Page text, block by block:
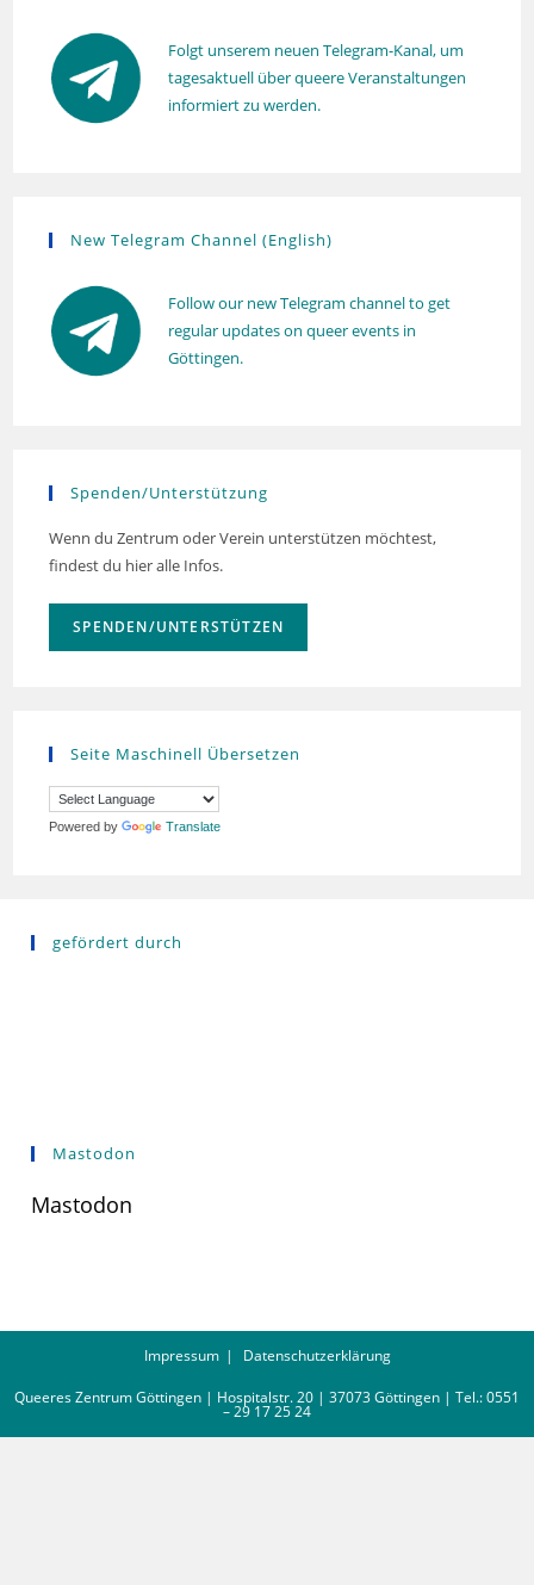
Folgt unserem neuen Telegram-Kanal, um
tagesaktuell über queere Veranstaltungen
informiert zu werden.
New Telegram Channel (English)
Follow our new Telegram channel to get
regular updates on queer events in
Göttingen.
Spenden/Unterstützung
Wenn du Zentrum oder Verein unterstützen möchtest,
findest du hier alle Infos.
SPENDEN/UNTERSTÜTZEN
Seite Maschinell Übersetzen
Powered by Translate
gefördert durch
Mastodon
Mastodon
Impressum Datenschutzerklärung
Queeres Zentrum Göttingen | Hospitalstr. 20 | 37073 Göttingen | Tel.: 0551
– 29 17 25 24